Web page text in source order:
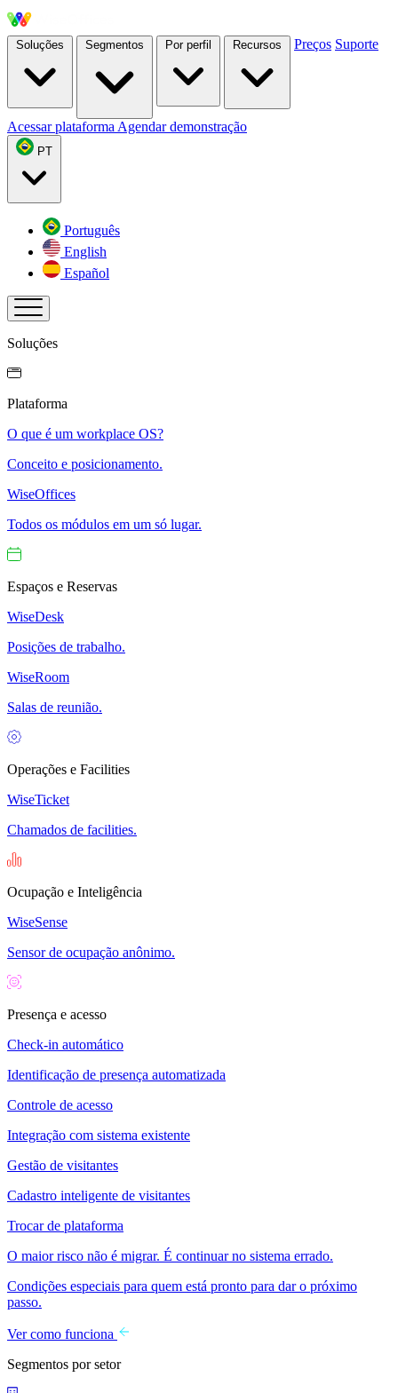
Soluções Segmentos Por perfil Recursos Preços Suporte
Acessar plataforma Agendar demonstração
PT
Português
English
Español
Soluções
Plataforma
O que é um workplace OS?
Conceito e posicionamento.
WiseOffices
Todos os módulos em um só lugar.
Espaços e Reservas
WiseDesk
Posições de trabalho.
WiseRoom
Salas de reunião.
Operações e Facilities
WiseTicket
Chamados de facilities.
Ocupação e Inteligência
WiseSense
Sensor de ocupação anônimo.
Presença e acesso
Check-in automático
Identificação de presença automatizada
Controle de acesso
Integração com sistema existente
Gestão de visitantes
Cadastro inteligente de visitantes
Trocar de plataforma
O maior risco não é migrar. É continuar no sistema errado.
Condições especiais para quem está pronto para dar o próximo
passo.
Ver como funciona
Segmentos por setor